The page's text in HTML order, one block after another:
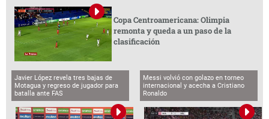
Copa Centroamericana: Olimpia
remonta y queda a un paso de la
clasificación
Javier López revela tres bajas de
Motagua y regreso de jugador para
batalla ante FAS
Messi volvió con golazo en torneo
internacional y acecha a Cristiano
Ronaldo